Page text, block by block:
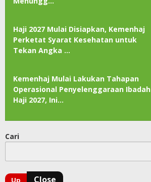
Haji 2027 Mulai Disiapkan, Kemenhaj
Perketat Syarat Kesehatan untuk
Tekan Angka …
Kemenhaj Mulai Lakukan Tahapan
Operasional Penyelenggaraan Ibadah
Haji 2027, Ini…
Cari